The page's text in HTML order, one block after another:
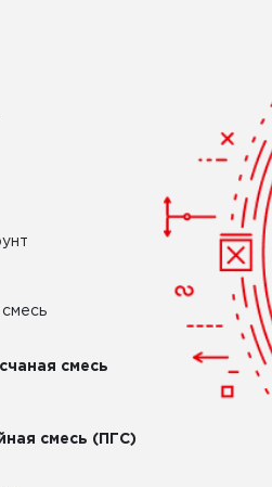
смесь
смесь (ПГС)